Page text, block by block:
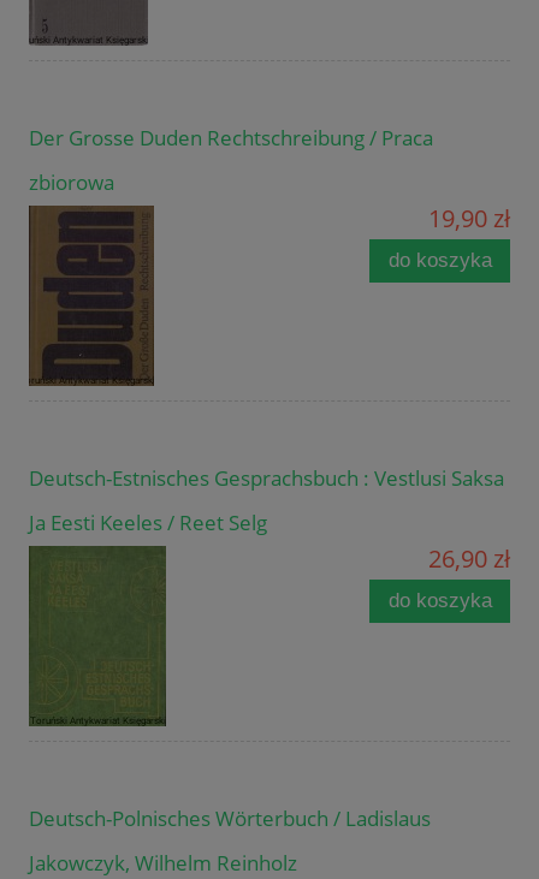
Der Grosse Duden Rechtschreibung / Praca
zbiorowa
19,90 zł
do koszyka
Deutsch-Estnisches Gesprachsbuch : Vestlusi Saksa
Ja Eesti Keeles / Reet Selg
26,90 zł
do koszyka
Deutsch-Polnisches Wörterbuch / Ladislaus
Jakowczyk, Wilhelm Reinholz